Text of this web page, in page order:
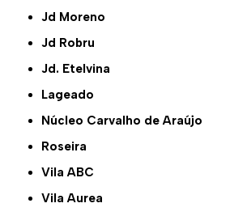
Jd Moreno
Jd Robru
Jd. Etelvina
Lageado
Núcleo Carvalho de Araújo
Roseira
Vila ABC
Vila Aurea